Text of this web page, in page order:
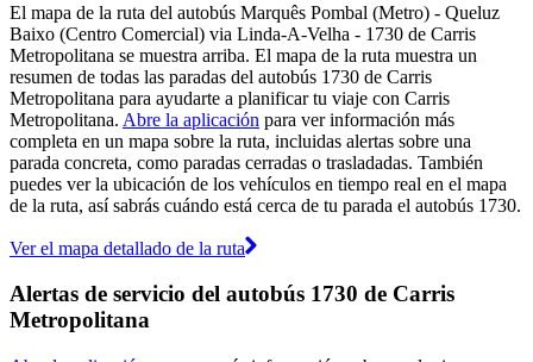
El mapa de la ruta del autobús Marquês Pombal (Metro) - Queluz
Baixo (Centro Comercial) via Linda-A-Velha - 1730 de Carris
Metropolitana se muestra arriba. El mapa de la ruta muestra un
resumen de todas las paradas del autobús 1730 de Carris
Metropolitana para ayudarte a planificar tu viaje con Carris
Metropolitana. Abre la aplicación para ver información más
completa en un mapa sobre la ruta, incluidas alertas sobre una
parada concreta, como paradas cerradas o trasladadas. También
puedes ver la ubicación de los vehículos en tiempo real en el mapa
de la ruta, así sabrás cuándo está cerca de tu parada el autobús 1730.
Ver el mapa detallado de la ruta
Alertas de servicio del autobús 1730 de Carris
Metropolitana